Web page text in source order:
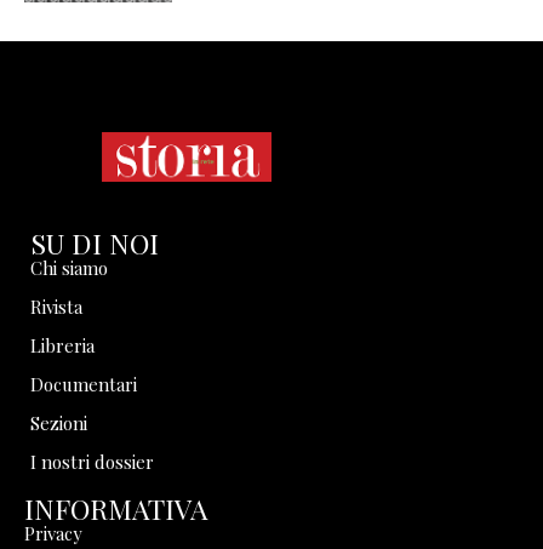
SU DI NOI
Chi siamo
Rivista
Libreria
Documentari
Sezioni
I nostri dossier
INFORMATIVA
Privacy